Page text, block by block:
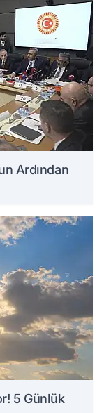
Ardından
5 Günlük